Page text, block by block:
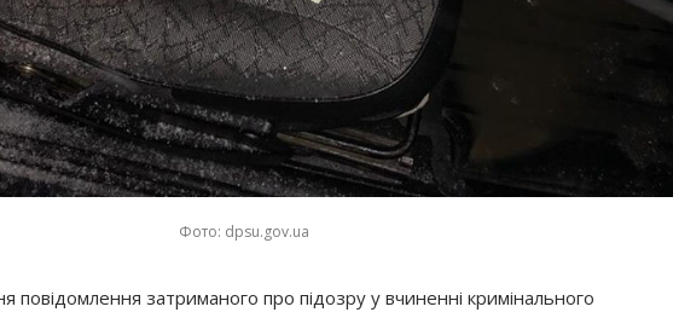
Фото: dpsu.gov.ua
повідомлення затриманого про підозру у вчиненні кримінального